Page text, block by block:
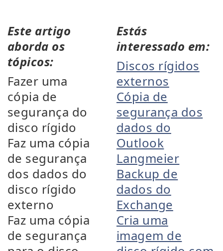
Este artigo
aborda os
tópicos:
Fazer uma
cópia de
segurança do
disco rígido
Faz uma cópia
de segurança
dos dados do
disco rígido
externo
Faz uma cópia
de segurança
Estás
interessado em:
Discos rígidos
externos
Cópia de
segurança dos
dados do
Outlook
Langmeier
Backup de
dados do
Exchange
Cria uma
imagem de